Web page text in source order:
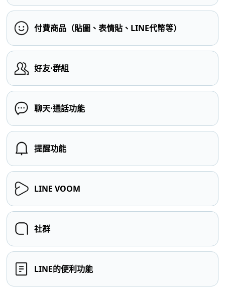
付費商品（貼圖、表情貼、LINE代幣等）
好友⋅群組
聊天⋅通話功能
提醒功能
LINE VOOM
社群
LINE的便利功能